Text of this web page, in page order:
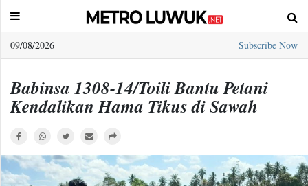
09/08/2026
Subscribe Now
Sample
Babinsa 1308-14/Toili Bantu Petani
Kendalikan Hama Tikus di Sawah